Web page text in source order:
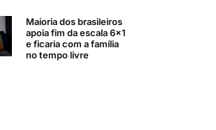
Maioria dos brasileiros
apoia fim da escala 6×1
e ficaria com a família
no tempo livre